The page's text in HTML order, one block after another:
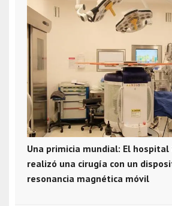
Una primicia mundial: El hospital
realizó una cirugía con un
resonancia magnética móvil